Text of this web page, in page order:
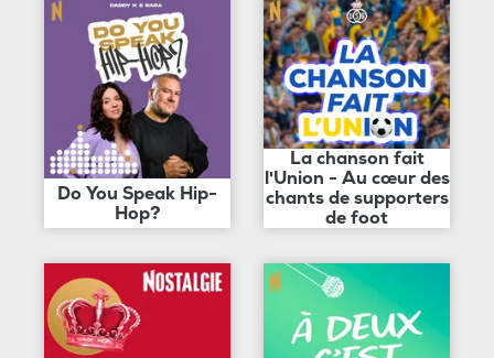
Do You Speak Hip-
Hop?
La chanson fait
l'Union - Au cœur des
chants de supporters
de foot